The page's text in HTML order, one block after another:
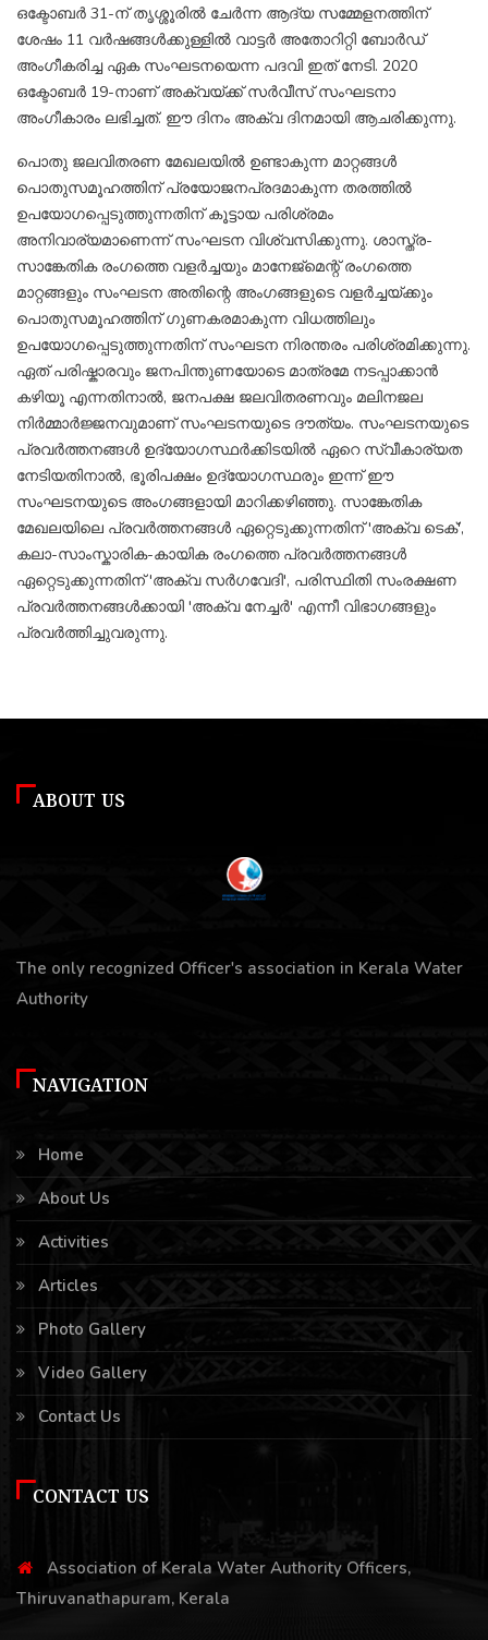
ഒക്ടോബർ 31-ന് തൃശ്ശൂരിൽ ചേർന്ന ആദ്യ സമ്മേളനത്തിന്
ശേഷം 11 വർഷങ്ങൾക്കുള്ളിൽ വാട്ടർ അതോറിറ്റി ബോർഡ്
അംഗീകരിച്ച ഏക സംഘടനയെന്ന പദവി ഇത് നേടി. 2020
ഒക്ടോബർ 19-നാണ് അക്വയ്ക്ക് സർവീസ് സംഘടനാ
അംഗീകാരം ലഭിച്ചത്. ഈ ദിനം അക്വ ദിനമായി ആചരിക്കുന്നു.
പൊതു ജലവിതരണ മേഖലയിൽ ഉണ്ടാകുന്ന മാറ്റങ്ങൾ
പൊതുസമൂഹത്തിന് പ്രയോജനപ്രദമാകുന്ന തരത്തിൽ
ഉപയോഗപ്പെടുത്തുന്നതിന് കൂട്ടായ പരിശ്രമം
അനിവാര്യമാണെന്ന് സംഘടന വിശ്വസിക്കുന്നു. ശാസ്ത്ര-
സാങ്കേതിക രംഗത്തെ വളർച്ചയും മാനേജ്മെന്റ് രംഗത്തെ
മാറ്റങ്ങളും സംഘടന അതിന്റെ അംഗങ്ങളുടെ വളർച്ചയ്ക്കും
പൊതുസമൂഹത്തിന് ഗുണകരമാകുന്ന വിധത്തിലും
ഉപയോഗപ്പെടുത്തുന്നതിന് സംഘടന നിരന്തരം പരിശ്രമിക്കുന്നു.
ഏത് പരിഷ്കാരവും ജനപിന്തുണയോടെ മാത്രമേ നടപ്പാക്കാൻ
കഴിയൂ എന്നതിനാൽ, ജനപക്ഷ ജലവിതരണവും മലിനജല
നിർമ്മാർജ്ജനവുമാണ് സംഘടനയുടെ ദൗത്യം. സംഘടനയുടെ
പ്രവർത്തനങ്ങൾ ഉദ്യോഗസ്ഥർക്കിടയിൽ ഏറെ സ്വീകാര്യത
നേടിയതിനാൽ, ഭൂരിപക്ഷം ഉദ്യോഗസ്ഥരും ഇന്ന് ഈ
സംഘടനയുടെ അംഗങ്ങളായി മാറിക്കഴിഞ്ഞു. സാങ്കേതിക
മേഖലയിലെ പ്രവർത്തനങ്ങൾ ഏറ്റെടുക്കുന്നതിന് 'അക്വ ടെക്',
കലാ-സാംസ്കാരിക-കായിക രംഗത്തെ പ്രവർത്തനങ്ങൾ
ഏറ്റെടുക്കുന്നതിന് 'അക്വ സർഗവേദി', പരിസ്ഥിതി സംരക്ഷണ
പ്രവർത്തനങ്ങൾക്കായി 'അക്വ നേച്ചർ' എന്നീ വിഭാഗങ്ങളും
പ്രവർത്തിച്ചുവരുന്നു.
ABOUT US
The only recognized Officer's association in Kerala Water
Authority
NAVIGATION
Home
About Us
Activities
Articles
Photo Gallery
Video Gallery
Contact Us
CONTACT US
Association of Kerala Water Authority Officers,
Thiruvanathapuram, Kerala